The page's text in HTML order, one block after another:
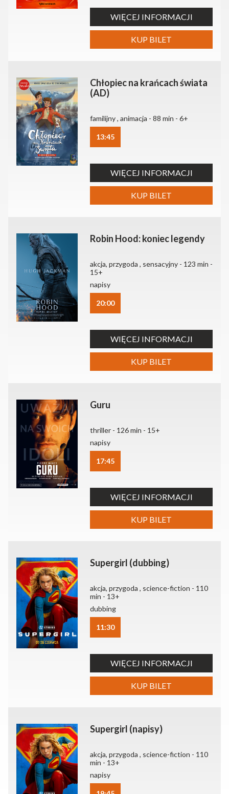
WIĘCEJ INFORMACJI
KUP BILET
Chłopiec na krańcach świata
(AD)
familijny , animacja - 88 min - 6+
13:45
WIĘCEJ INFORMACJI
KUP BILET
Robin Hood: koniec legendy
akcja, przygoda , sensacyjny - 123 min -
15+
napisy
20:00
WIĘCEJ INFORMACJI
KUP BILET
Guru
thriller - 126 min - 15+
napisy
17:45
WIĘCEJ INFORMACJI
KUP BILET
Supergirl (dubbing)
akcja, przygoda , science-fiction - 110
min - 13+
dubbing
11:30
WIĘCEJ INFORMACJI
KUP BILET
Supergirl (napisy)
akcja, przygoda , science-fiction - 110
min - 13+
napisy